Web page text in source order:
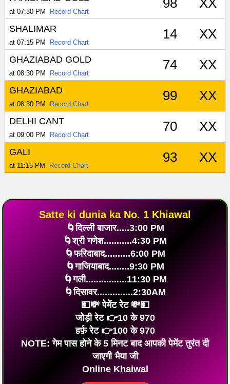
at 07:30 PM Record Chart
98 XX
SHALIMAR
at 07:15 PM Record Chart
14 XX
GHAZIABAD GOLD
at 08:30 PM Record Chart
74 XX
GHAZIABAD
at 08:30 PM Record Chart
99 XX
DELHI CANT
at 09:00 PM Record Chart
70 XX
GALI
at 11:15 PM Record Chart
93 XX
Satte ki dunia ka No. 1 Khiawal
🌀दिल्ली बाजार.....3:00 PM
🌀श्री गणेश...........4:30 PM
🌀फरिदाबाद..........6:00 PM
🌀गाजियाबाद........9:30 PM
🌀गली................11:30 PM
🌀दिसावर..............2:30AM
💵💸 पेमेंट रेट 💸💵
जोड़ी रेट 👉10 के 970
हर्फ़ रेट 👉100 के 970
NOTE: गेम पास होने के 5 मिनट बाद आपकी पेमेंट तुरंत दी
जाएगी भैया जी
Online Khaiwal